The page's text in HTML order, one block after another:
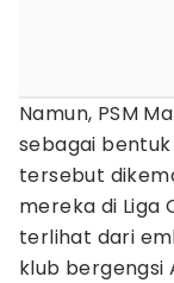
Namun, PSM
sebagai bentuk
tersebut
mereka di Liga
terlihat dari
klub bergengsi